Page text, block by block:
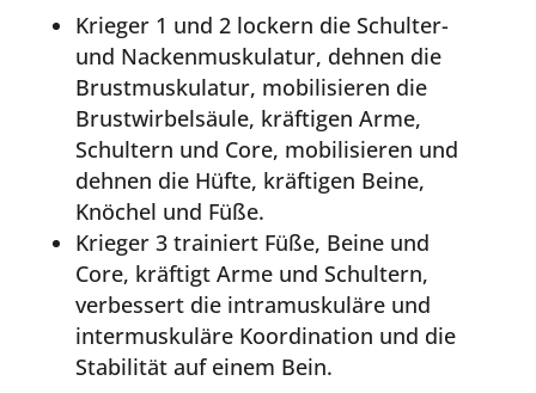
Krieger 1 und 2 lockern die Schulter-
und Nackenmuskulatur, dehnen die
Brustmuskulatur, mobilisieren die
Brustwirbelsäule, kräftigen Arme,
Schultern und Core, mobilisieren und
dehnen die Hüfte, kräftigen Beine,
Knöchel und Füße.
Krieger 3 trainiert Füße, Beine und
Core, kräftigt Arme und Schultern,
verbessert die intramuskuläre und
intermuskuläre Koordination und die
Stabilität auf einem Bein.